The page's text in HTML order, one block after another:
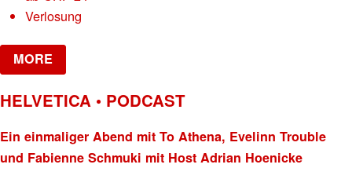
Verlosung
MORE
HELVETICA • PODCAST
Ein einmaliger Abend mit To Athena, Evelinn Trouble
und Fabienne Schmuki mit Host Adrian Hoenicke